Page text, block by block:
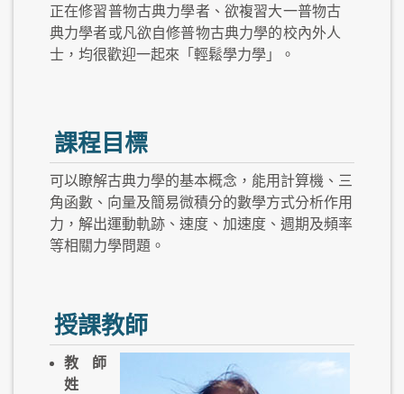
正在修習普物古典力學者、欲複習大一普物古
典力學者或凡欲自修普物古典力學的校內外人
士，均很歡迎一起來「輕鬆學力學」。
課程目標
可以瞭解古典力學的基本概念，能用計算機、三
角函數、向量及簡易微積分的數學方式分析作用
力，解出運動軌跡、速度、加速度、週期及頻率
等相關力學問題。
授課教師
教師
姓